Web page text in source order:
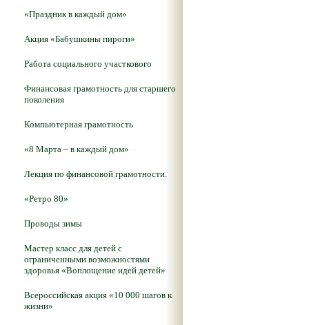
«Праздник в каждый дом»
Акция «Бабушкины пироги»
Работа социального участкового
Финансовая грамотность для старшего
поколения
Компьютерная грамотность
«8 Марта – в каждый дом»
Лекция по финансовой грамотности.
«Ретро 80»
Проводы зимы
Мастер класс для детей с
ограниченными возможностями
здоровья «Воплощение идей детей»
Всероссийская акция «10 000 шагов к
жизни»